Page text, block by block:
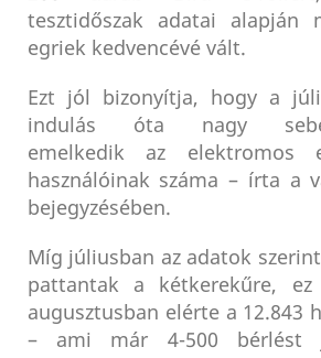
tesztidőszak adatai alapján
egriek kedvencévé vált.
Ezt jól bizonyítja, hogy a
indulás óta nagy
emelkedik az elektromos
használóinak száma – írta a
bejegyzésében.
Míg júliusban az adatok
pattantak a kétkerekűre,
augusztusban elérte a 12.843
– ami már 4-500 bérlést